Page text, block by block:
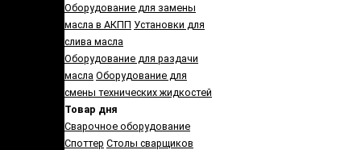
Оборудование для замены
масла в АКПП Установки для
слива масла
Оборудование для раздачи
масла Оборудование для
смены технических жидкостей
Товар дня
Сварочное оборудование
Споттер Столы сварщиков